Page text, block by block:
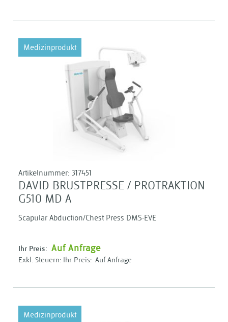
Medizinprodukt
Artikelnummer: 317451
DAVID BRUSTPRESSE / PROTRAKTION
G510 MD A
Scapular Abduction/Chest Press DMS-EVE
Ihr Preis: Auf Anfrage
Ihr Preis: Auf Anfrage
Medizinprodukt